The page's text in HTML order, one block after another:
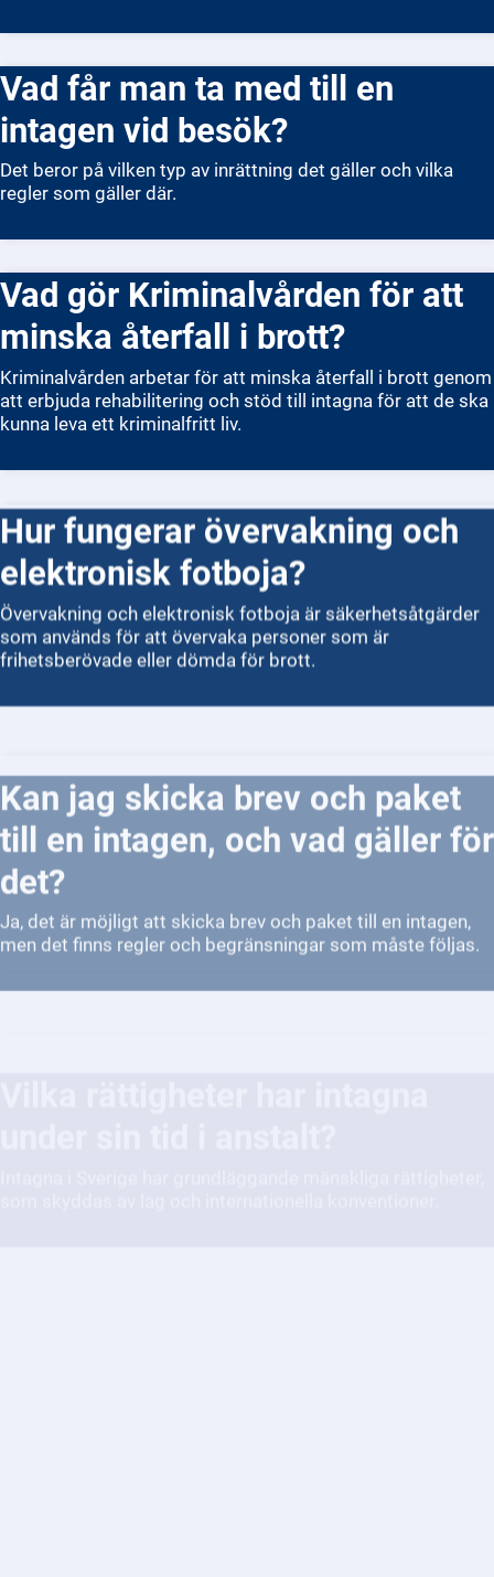
Vad får man ta med till en
intagen vid besök?
Det beror på vilken typ av inrättning det gäller och vilka
regler som gäller där.
Vad gör Kriminalvården för att
minska återfall i brott?
Kriminalvården arbetar för att minska återfall i brott genom
att erbjuda rehabilitering och stöd till intagna för att de ska
kunna leva ett kriminalfritt liv.
Hur fungerar övervakning och
elektronisk fotboja?
Övervakning och elektronisk fotboja är säkerhetsåtgärder
som används för att övervaka personer som är
frihetsberövade eller dömda för brott.
till en intagen, och vad gäller för
det?
Ja, det är möjligt att skicka brev och paket till en intagen,